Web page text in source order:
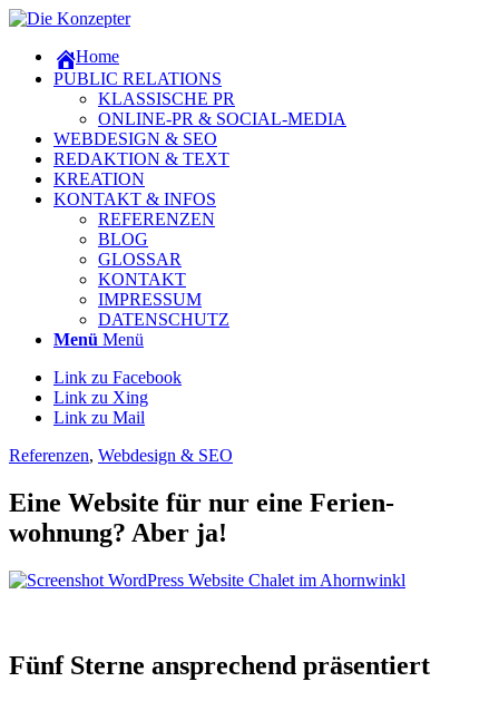
Home
PUBLIC RELATIONS
KLASSISCHE PR
ONLINE-PR & SOCIAL-MEDIA
WEBDESIGN & SEO
REDAKTION & TEXT
KREATION
KONTAKT & INFOS
REFERENZEN
BLOG
GLOSSAR
KONTAKT
IMPRESSUM
DATENSCHUTZ
Menü Menü
Link zu Facebook
Link zu Xing
Link zu Mail
Referenzen, Webdesign & SEO
Eine Website für nur eine Ferien­
wohnung? Aber ja!
Fünf Sterne ansprechend präsentiert